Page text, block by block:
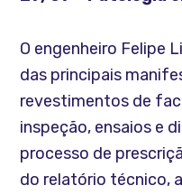
O engenheiro Felipe
das principais
revestimentos de
inspeção, ensaios e
processo de
do relatório técnico,